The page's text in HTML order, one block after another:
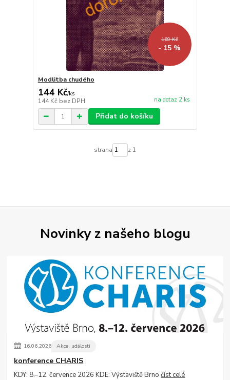
169 Kč
- 15 %
Modlitba chudého
144 Kč/ks
144 Kč bez DPH na dotaz 2 ks
Přidat do košíku
strana z 1
Novinky z našeho blogu
16.06.2026 Akce, události
konference CHARIS
KDY: 8.–12. července 2026 KDE: Výstaviště Brnočíst celé